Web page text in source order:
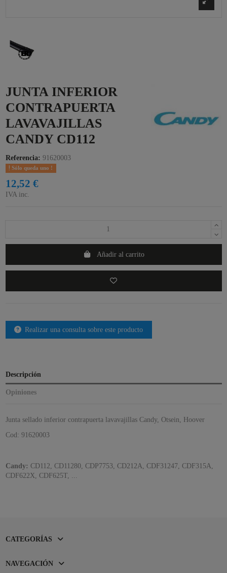
JUNTA INFERIOR
CONTRAPUERTA
LAVAVAJILLAS
CANDY CD112
Referencia: 91620003
Sólo queda uno !
12,52 €
IVA inc.
Añadir al carrito
Realizar una consulta sobre este producto
Descripción
Opiniones
Junta sellado inferior contrapuerta lavavajillas Candy, Otsein, Hoover
Cod: 91620003
Candy: CD112, CD11280, CDP7753, CD212A, CDF31247, CDF315A,
CDF622X, CDF625T, ...
CATEGORÍAS
NAVEGACIÓN